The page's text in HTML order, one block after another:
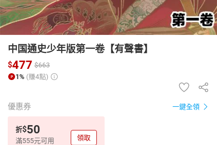
中国通史少年版第一卷【有聲書】
$477 $663
1% (賺4點)
優惠券 一鍵全領
折$50
滿555元可用 領取